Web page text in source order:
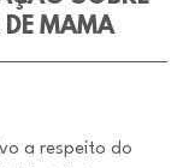
DE MAMA
a respeito do